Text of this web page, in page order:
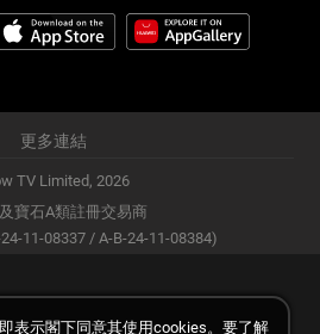
更多連結
TV Limited, 2026
寶石A類註冊交易商
11-08337 / A-B-24-11-08384)
表示閣下同意其使用cookies。要了解